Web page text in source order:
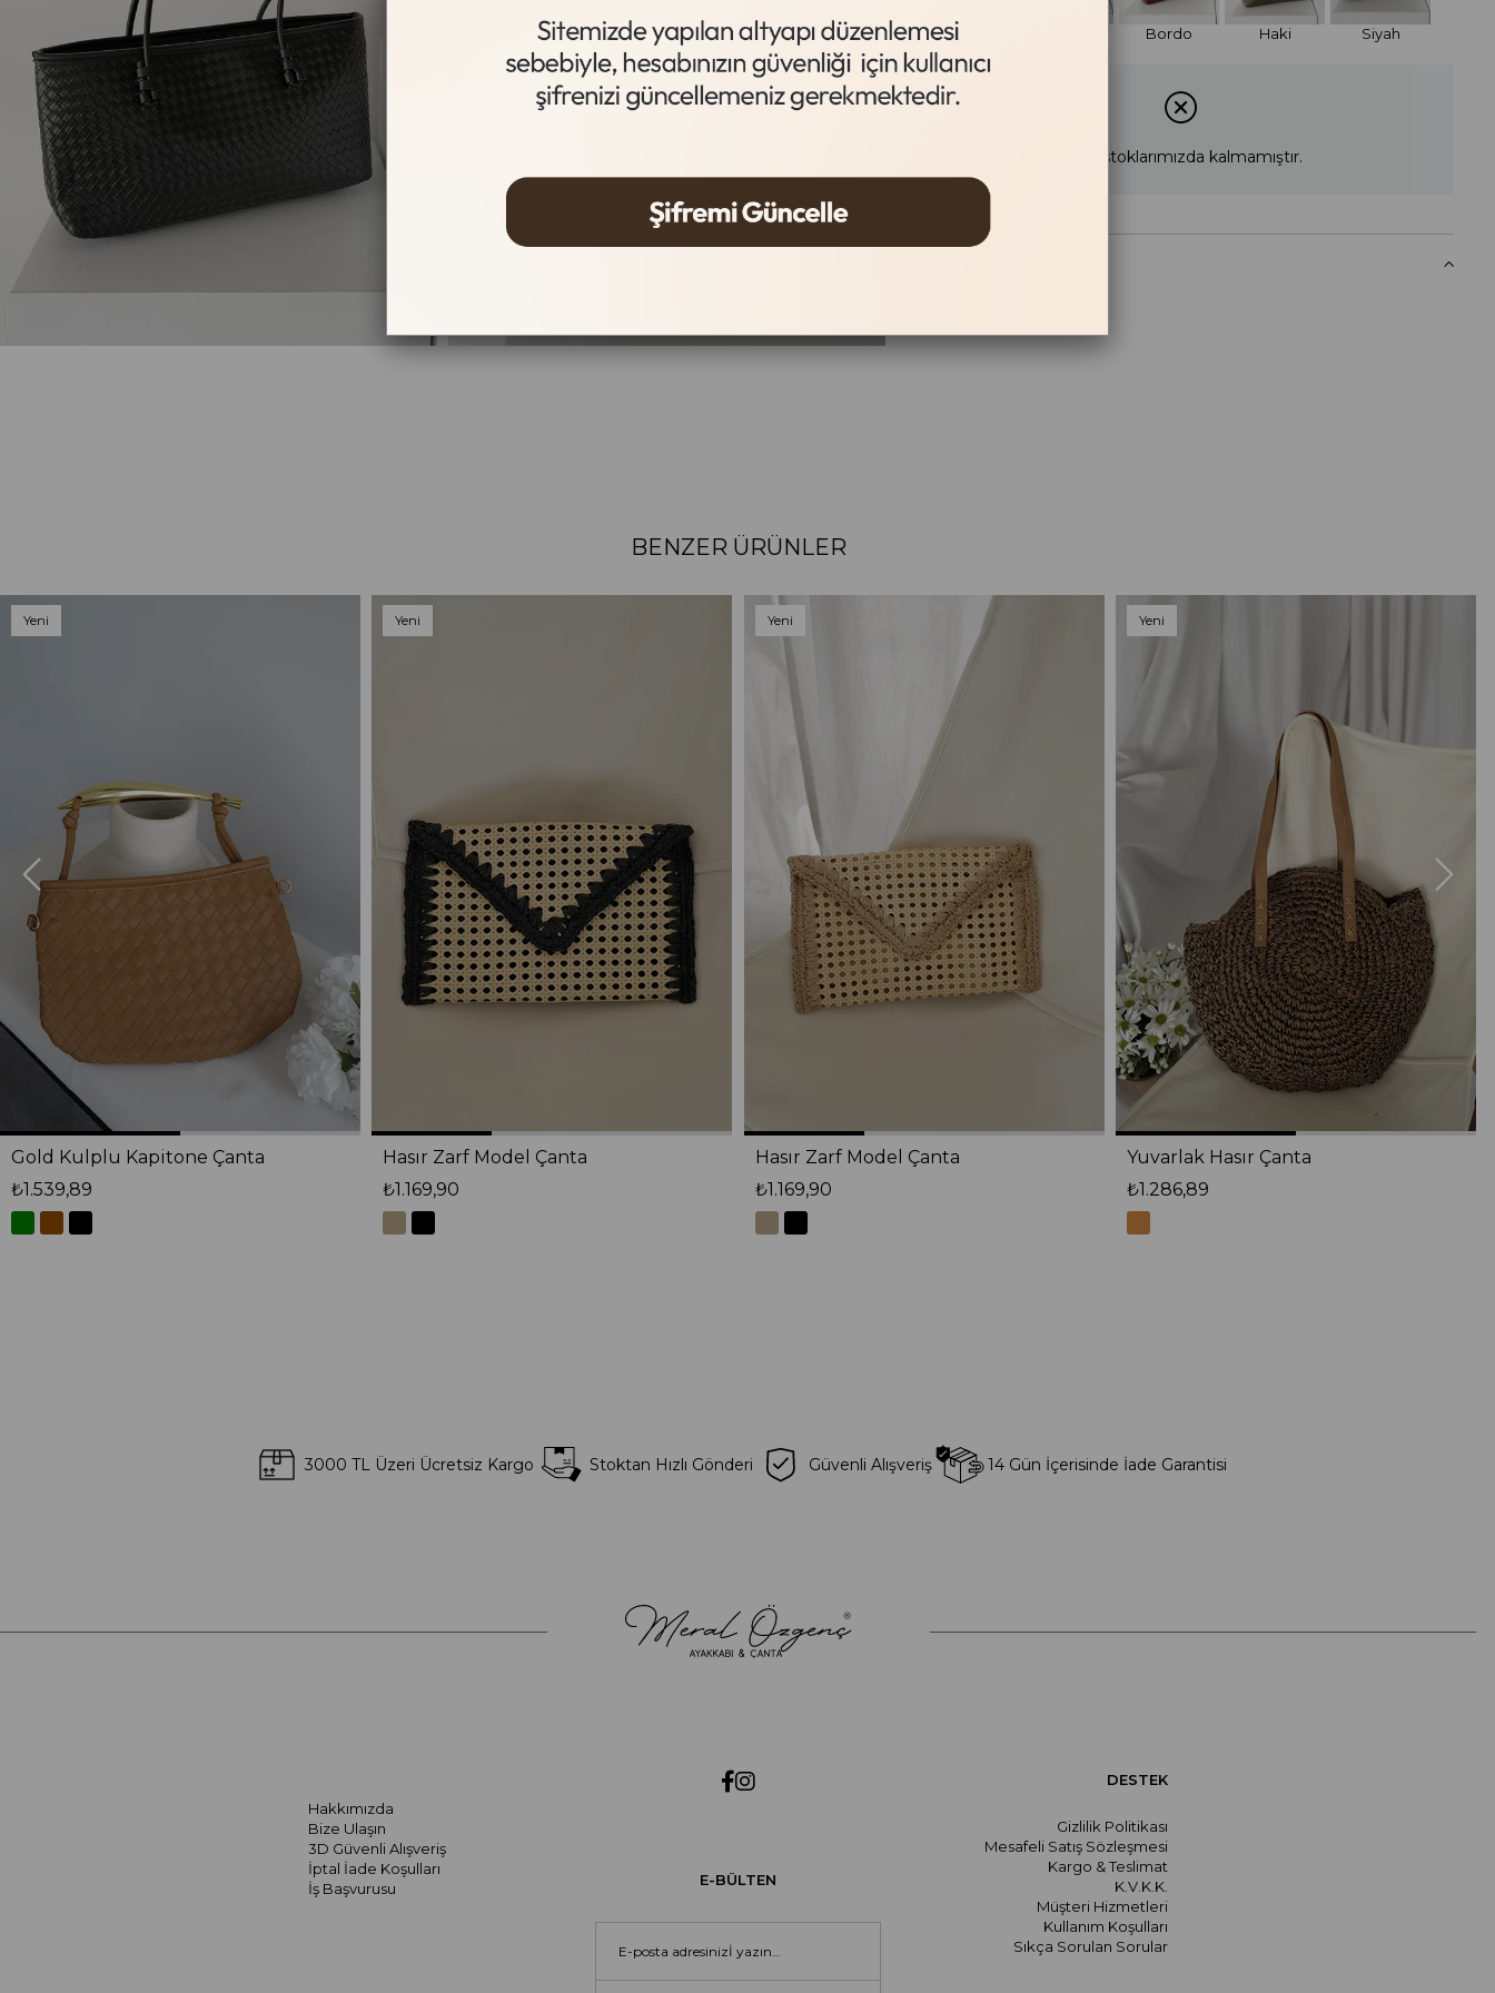
Acı Kahve Bordo Haki Siyah
Ürün stoklarımızda kalmamıştır.
BENZER ÜRÜNLER
Gold Kulplu Kapitone Çanta
₺1.539,89
Yeni
Hasır Zarf Model Çanta
₺1.169,90
Yeni
Hasır Zarf Model Çanta
₺1.169,90
Yeni
Yuvarlak Hasır Çanta
₺1.286,89
Yeni
3000 TL Üzeri Ücretsiz Kargo Stoktan Hızlı Gönderi Güvenli Alışveriş 14 Gün İçerisinde İade Garantisi
Hakkımızda
Bize Ulaşın
3D Güvenli Alışveriş
İptal İade Koşulları
İş Başvurusu
E-BÜLTEN
DESTEK
Gizlilik Politikası
Mesafeli Satış Sözleşmesi
Kargo & Teslimat
K.V.K.K.
Müşteri Hizmetleri
Kullanım Koşulları
Sıkça Sorulan Sorular